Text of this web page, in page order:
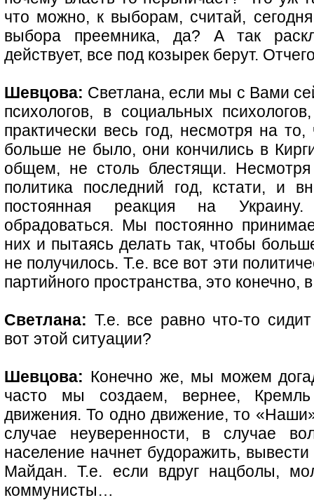
что можно, к выборам, считай,
выбора преемника, да? А так
действует, все под козырек берут.
Шевцова: Светлана, если мы с Вами
психологов, в социальных
практически весь год, несмотря на
больше не было, они кончились в
общем, не столь блестящи.
политика последний год, кстати, и
постоянная реакция на
обрадоваться. Мы постоянно
них и пытаясь делать так, чтобы
не получилось. Т.е. все вот эти
партийного пространства, это конечно,
Светлана: Т.е. все равно что-то
вот этой ситуации?
Шевцова: Конечно же, мы можем
часто мы создаем, вернее,
движения. То одно движение, то
случае неуверенности, в случае
население начнет будоражить,
Майдан. Т.е. если вдруг нацболы,
коммунисты…